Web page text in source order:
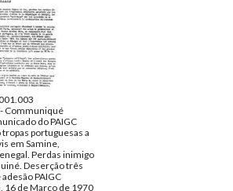
- Communiqué
do PAIGC
portuguesas a
em Samine,
Perdas inimigo
Deserção três
PAIGC
16 de Março de 1970